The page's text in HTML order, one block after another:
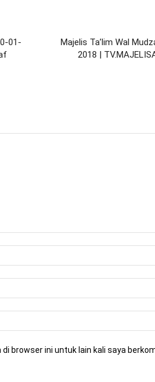
01-
Majelis Ta’lim Wal
2018 |
browser ini untuk lain kali saya